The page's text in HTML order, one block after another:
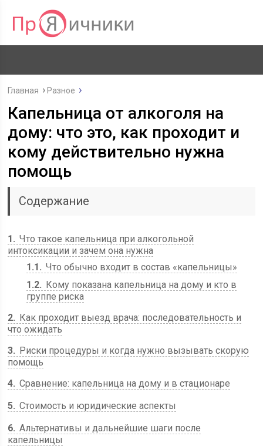
Главная Разное
Капельница от алкоголя на
дому: что это, как проходит и
кому действительно нужна
помощь
Содержание
1
Что такое капельница при алкогольной
интоксикации и зачем она нужна
1.1
Что обычно входит в состав «капельницы»
1.2
Кому показана капельница на дому и кто в
группе риска
2
Как проходит выезд врача: последовательность и
что ожидать
3
Риски процедуры и когда нужно вызывать скорую
помощь
4 Сравнение: капельница на дому и в стационаре
5 Стоимость и юридические аспекты
6 Альтернативы и дальнейшие шаги после
капельницы